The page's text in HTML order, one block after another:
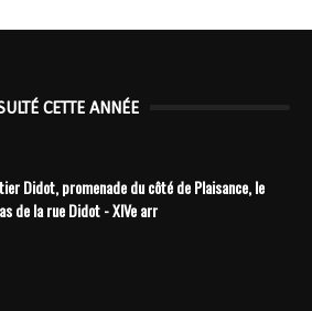
CETTE ANNÉE
Didot, promenade du côté de Plaisance, le
de la rue Didot - XIVe arr